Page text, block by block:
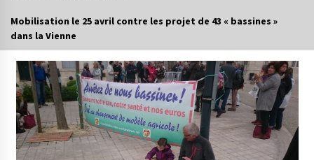
Mobilisation le 25 avril contre les projet de 43 « bassines »
dans la Vienne